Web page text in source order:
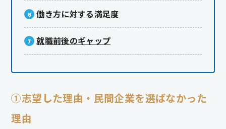
働き方に対する満足度
就職前後のギャップ
①志望した理由・民間企業を選ばなかった
理由